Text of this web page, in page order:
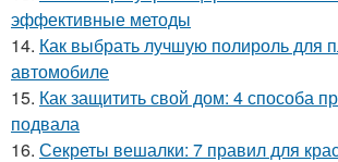
эффективные методы
14. Как выбрать лучшую полироль для
автомобиле
15. Как защитить свой дом: 4 способа
подвала
16. Секреты вешалки: 7 правил для